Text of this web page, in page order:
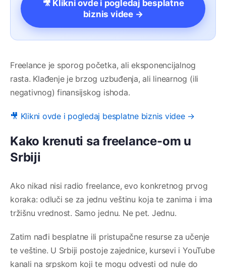
🎥 Klikni ovde i pogledaj besplatne
biznis videe →
Freelance je sporog početka, ali eksponencijalnog
rasta. Klađenje je brzog uzbuđenja, ali linearnog (ili
negativnog) finansijskog ishoda.
🎥 Klikni ovde i pogledaj besplatne biznis videe →
Kako krenuti sa freelance-om u
Srbiji
Ako nikad nisi radio freelance, evo konkretnog prvog
koraka: odluči se za jednu veštinu koja te zanima i ima
tržišnu vrednost. Samo jednu. Ne pet. Jednu.
Zatim nađi besplatne ili pristupačne resurse za učenje
te veštine. U Srbiji postoje zajednice, kursevi i YouTube
kanali na srpskom koji te mogu odvesti od nule do